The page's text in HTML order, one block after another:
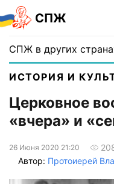
СПЖ
СПЖ в других
ИСТОРИЯ И
Церковное
«вчера» и
26 Июня 2020 21:20
Автор: Протоиерей